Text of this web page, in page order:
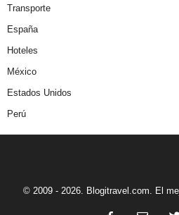
Transporte
España
Hoteles
México
Estados Unidos
Perú
© 2009 - 2026. Blogitravel.com. El